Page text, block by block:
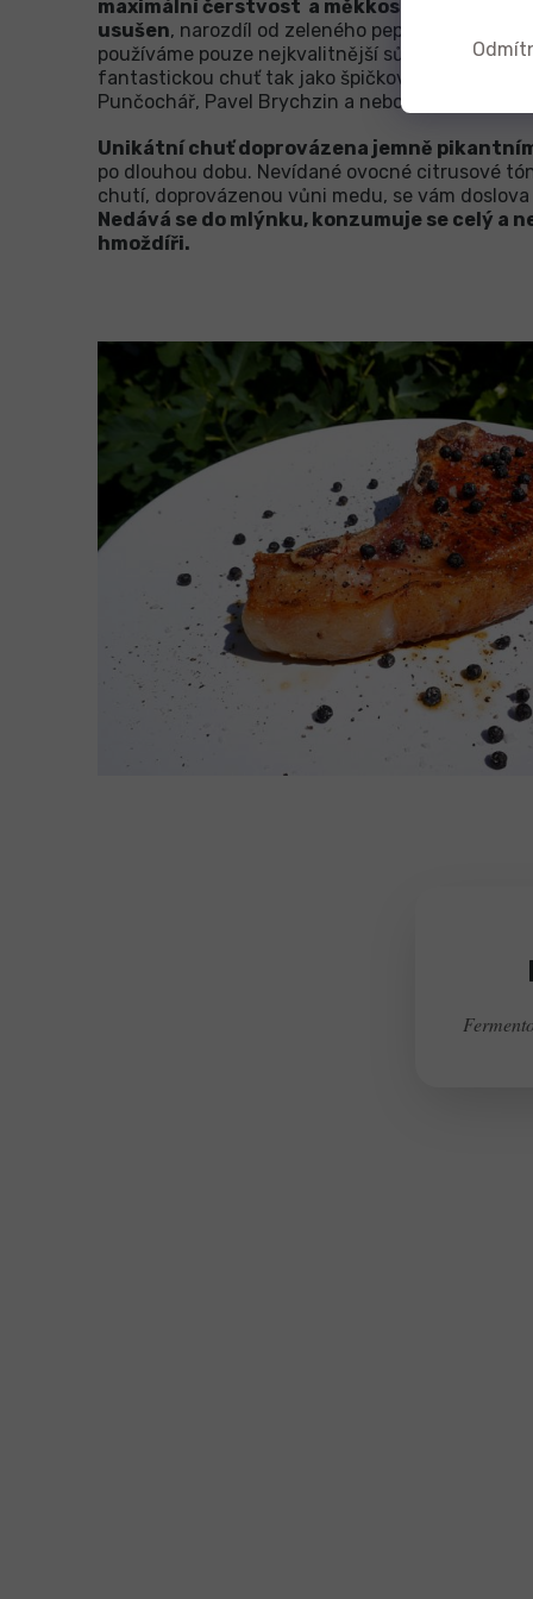
maximální čerstvost a měkkost
usušen, narozdíl od zeleného pepře
používáme pouze nejkvalitnější sůl - naplno si
fantastickou chuť tak jako špičkoví kuchaři jako
Punčochář, Pavel Brychzin a nebo David Kalina.
Unikátní chuť doprovázena jemně
po dlouhou dobu. Nevídané ovocné citrusové
chutí, doprovázenou vůni medu, se vám
Nedává se do mlýnku, konzumuje se celý a
hmoždíři.